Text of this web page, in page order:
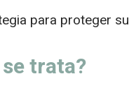
para proteger
trata?